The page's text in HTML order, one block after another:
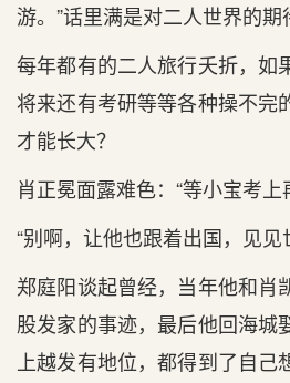
游。”话里满是对二人世界的期
每年都有的二人旅行夭折，如
将来还有考研等等各种操不完
才能长大？
肖正冕面露难色：“等小宝考上
“别啊，让他也跟着出国，见见
郑庭阳谈起曾经，当年他和肖
股发家的事迹，最后他回海城
上越发有地位，都得到了自